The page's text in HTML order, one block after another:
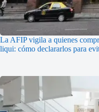
La AFIP vigila a quienes
liqui: cómo declararlos para